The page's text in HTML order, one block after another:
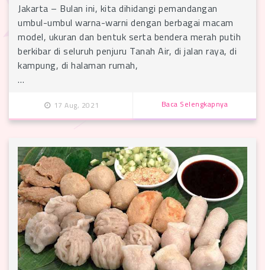
Jakarta – Bulan ini, kita dihidangi pemandangan
umbul-umbul warna-warni dengan berbagai macam
model, ukuran dan bentuk serta bendera merah putih
berkibar di seluruh penjuru Tanah Air, di jalan raya, di
kampung, di halaman rumah,
…
17 Aug, 2021 Baca Selengkapnya